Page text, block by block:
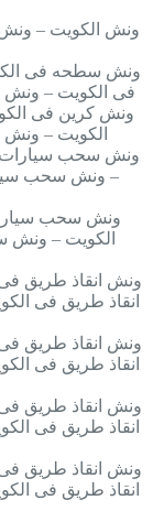
ونش الكويت –
ونش سطحه فى
فى الكويت –
ونش كرين فى
الكويت –
ونش سحب سيارات
– ونش سحب
ونش سحب
الكويت –
ونش انقاذ طريق
انقاذ طريق فى
ونش انقاذ طريق
انقاذ طريق فى
ونش انقاذ طريق
انقاذ طريق فى
ونش انقاذ طريق
انقاذ طريق فى